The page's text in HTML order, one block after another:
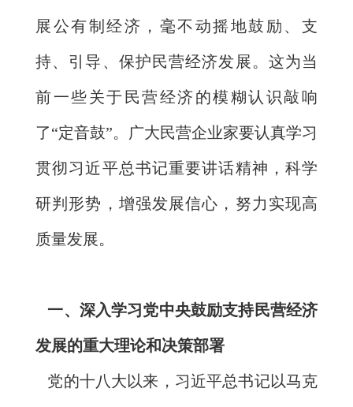
展公有制经济，毫不动摇地鼓励、支
持、引导、保护民营经济发展。这为当
前一些关于民营经济的模糊认识敲响
了“定音鼓”。广大民营企业家要认真学习
贯彻习近平总书记重要讲话精神，科学
研判形势，增强发展信心，努力实现高
质量发展。
一、深入学习党中央鼓励支持民营经济
发展的重大理论和决策部署
党的十八大以来，习近平总书记以马克